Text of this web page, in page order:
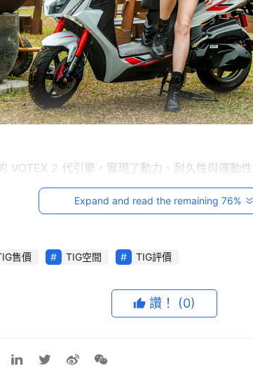
VOTEX 2 代引擎，實現了動力、耐久性與運動
考驗脫穎而出，驚豔同級車款，獲得媒體的高度
Expand and read the remaining 76%
售價 TIG空間 TIG評價
讚！ (0)